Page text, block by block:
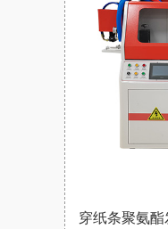
穿纸条聚氨